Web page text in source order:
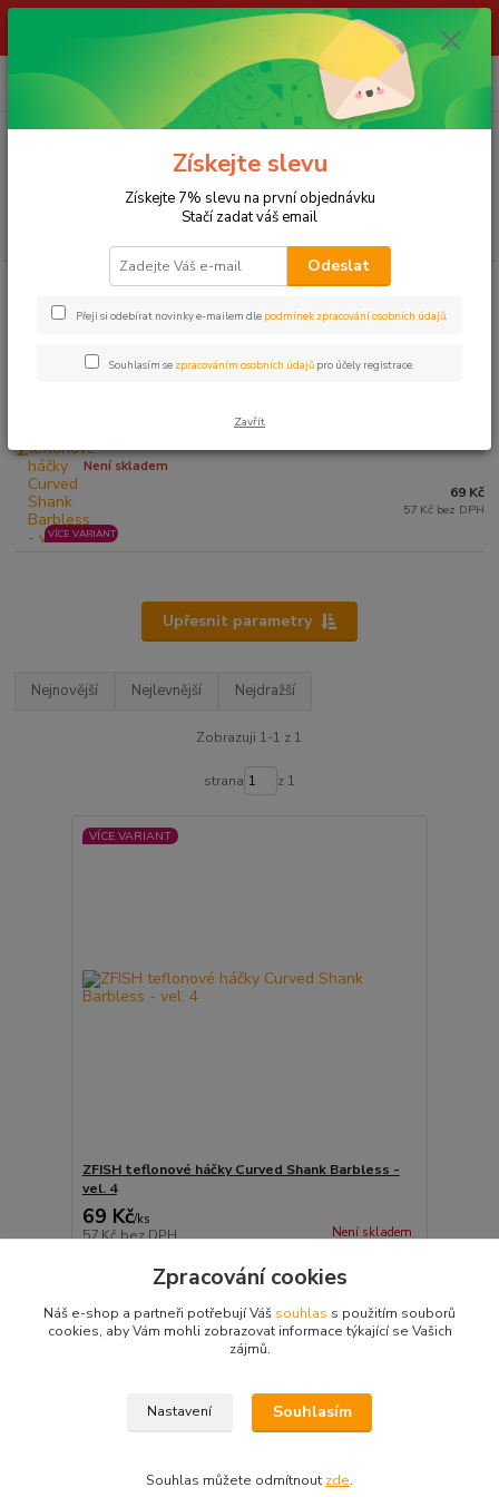
ŽIVÉ NÁSTRAHY !!! NEPOSÍLÁME !!! - ODBĚR POUZE NA NAŠÍ
za
LOV KAPRŮ Háčky HÁČKY BEZ PROTIHROTU
ZFISH
1.
Není skladem
VÍCE VARIANT
69 Kč
57 Kč bez DPH
Upřesnit parametry
Nejnovější Nejlevnější Nejdražší
Zobrazuji 1-1 z 1
strana z 1
VÍCE VARIANT
ZFISH teflonové háčky Curved Shank Barbless -
vel. 4
69 Kč/ks
57 Kčbez DPH Není skladem
Detail
strana z 1
Získejte slevu
Získejte 7% slevu na první objednávku
Stačí zadat váš email
Odeslat
Přeji si odebírat novinky e-mailem dle podmínek zpracování osobních údajů.
Souhlasím se zpracováním osobních údajů pro účely registrace.
Zavřít
Zpracování cookies
Náš e-shop a partneři potřebují Váš souhlas s použitím souborů
cookies, aby Vám mohli zobrazovat informace týkající se Vašich
zájmů.
Nastavení Souhlasím
Souhlas můžete odmítnout zde.